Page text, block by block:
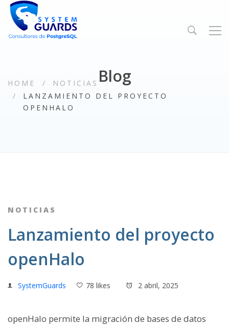
Blog
HOME
NOTICIAS
LANZAMIENTO DEL PROYECTO
OPENHALO
NOTICIAS
Lanzamiento del proyecto
openHalo
SystemGuards 78 likes 2 abril, 2025
openHalo permite la migración de bases de datos